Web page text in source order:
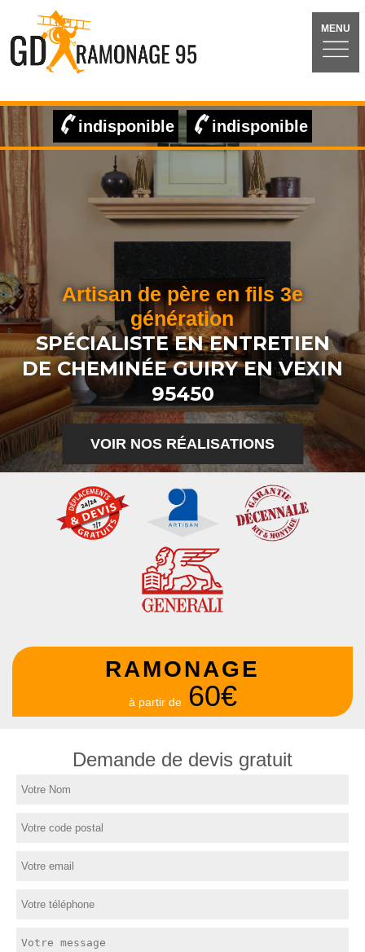
MENU
indisponible indisponible
Artisan de père en fils 3e
génération
SPÉCIALISTE EN ENTRETIEN
DE CHEMINÉE GUIRY EN VEXIN
95450
VOIR NOS RÉALISATIONS
RAMONAGE
à partir de 60€
Demande de devis gratuit